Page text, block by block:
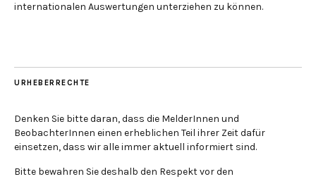
internationalen Auswertungen unterziehen zu können.
URHEBERRECHTE
Denken Sie bitte daran, dass die MelderInnen und
BeobachterInnen einen erheblichen Teil ihrer Zeit dafür
einsetzen, dass wir alle immer aktuell informiert sind.
Bitte bewahren Sie deshalb den Respekt vor den